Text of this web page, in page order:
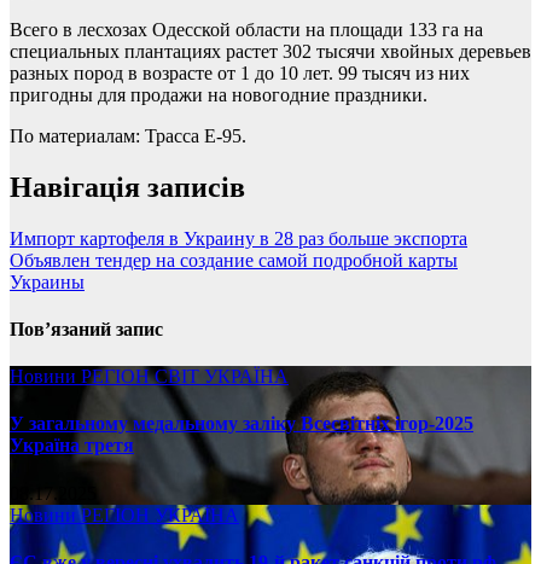
Всего в лесхозах Одесской области на площади 133 га на
специальных плантациях растет 302 тысячи хвойных деревьев
разных пород в возрасте от 1 до 10 лет. 99 тысяч из них
пригодны для продажи на новогодние праздники.
По материалам: Трасса Е-95.
Навігація записів
Импорт картофеля в Украину в 28 раз больше экспорта
Объявлен тендер на создание самой подробной карты
Украины
Пов’язаний запис
Новини РЕГІОНСВІТ УКРАЇНА
У загальному медальному заліку Всесвітніх ігор-2025
Україна третя
08.17.2025
НовиниРЕГІОН УКРАЇНА